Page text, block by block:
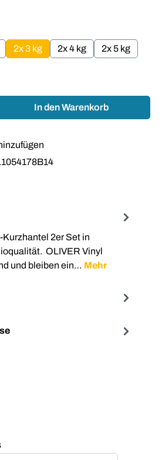
2x 3 kg 2x 4 kg 2x 5 kg
Gib den gewünschten
In den Warenkorb
2er Set in
OLIVER Vinyl
und bleiben ein… Mehr